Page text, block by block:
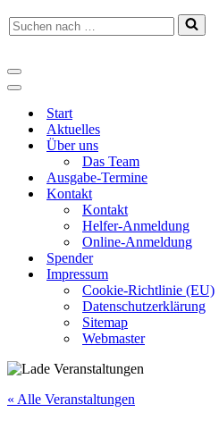
Suchen
nach …
Navigationsmenü
Navigationsmenü
Start
Aktuelles
Über uns
Das Team
Ausgabe-Termine
Kontakt
Kontakt
Helfer-Anmeldung
Online-Anmeldung
Spender
Impressum
Cookie-Richtlinie (EU)
Datenschutzerklärung
Sitemap
Webmaster
« Alle Veranstaltungen